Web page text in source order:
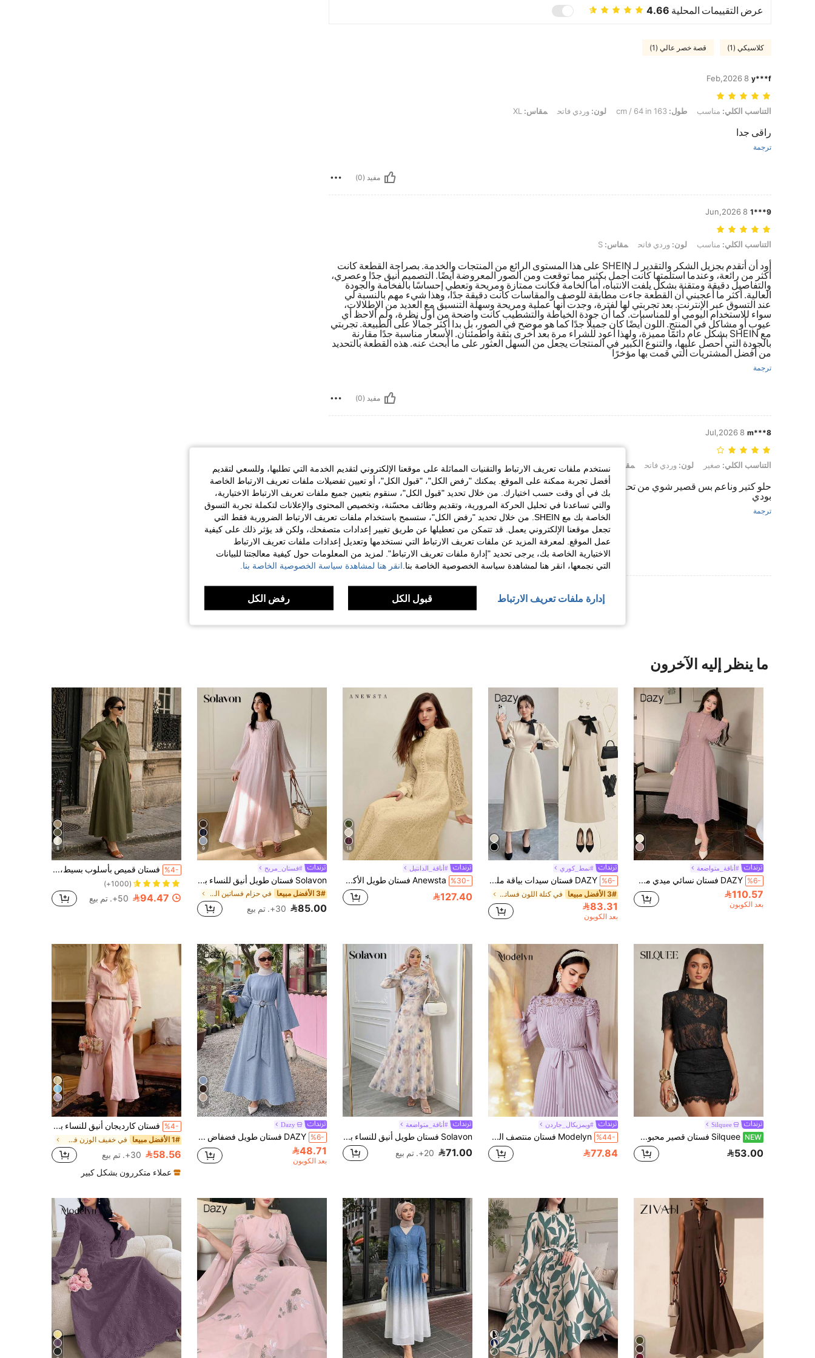
عرض التقييمات المحلية 4.66
كلاسيكي (1) قصة خصر عالي (1)
y***f
8 Feb,2026
التناسب الكلي: مناسب, طول: 163 cm / 64 in, لون: وردي فاتح, مقاس: XL
التناسب الكلي: مناسب طول: لون: وردي فاتح مقاس:
راقى جدا
ترجمة
مفيد (0)
9***1
8 Jun,2026
التناسب الكلي: مناسب, لون: وردي فاتح, مقاس: S
التناسب الكلي: مناسب لون: وردي فاتح مقاس:
أود أن أتقدم بجزيل الشكر والتقدير لـ SHEIN على هذا المستوى الرائع من المنتجات والخدمة. بصراحة القطعة كانت
أكثر من رائعة، وعندما استلمتها كانت أجمل بكثير مما توقعت ومن الصور المعروضة أيضًا. التصميم أنيق جدًا وعصري،
والتفاصيل دقيقة ومتقنة بشكل يلفت الانتباه، أما الخامة فكانت ممتازة ومريحة وتعطي إحساسًا بالفخامة والجودة
العالية. أكثر ما أعجبني أن القطعة جاءت مطابقة للوصف والمقاسات كانت دقيقة جدًا، وهذا شيء مهم بالنسبة لي
عند التسوق عبر الإنترنت. بعد تجربتي لها لفترة، وجدت أنها عملية ومريحة وسهلة التنسيق مع العديد من الإطلالات،
سواء للاستخدام اليومي أو للمناسبات. كما أن جودة الخياطة والتشطيب كانت واضحة من أول نظرة، ولم ألاحظ أي
عيوب أو مشاكل في المنتج. اللون أيضًا كان جميلًا جدًا كما هو موضح في الصور، بل بدا أكثر جمالًا على الطبيعة. تجربتي
مع SHEIN بشكل عام دائمًا مميزة، ولهذا أعود للشراء مرة بعد أخرى بثقة واطمئنان. الأسعار مناسبة جدًا مقارنة
بالجودة التي أحصل عليها، والتنوع الكبير في المنتجات يجعل من السهل العثور على ما أبحث عنه. هذه القطعة بالتحديد
من أفضل المشتريات التي قمت بها مؤخرًا
ترجمة
مفيد (0)
m***8
8 Jul,2026
التناسب الكلي: صغير, لون: وردي فاتح, مقاس: M
التناسب الكلي: صغير لون: وردي فاتح مقاس: M
حلو كتير وناعم بس قصير شوي من تحت .. والاكمام دانتيل لازم اذا محجبه تلبس
بودي
ترجمة
مفيد (0)
ما ينظر إليه الآخرون
#أناقة_متواضعة
%6- DAZY فستان نسائي ميدي من الدانتيل ذو لون واحد، ملابس عيد الحب، ملابس الخريف، ملابس العودة إلى المدرسة، فستان بأكمام طويلة رمضان
110.57
بعد الكوبون
#نمط_كوري
%6- DAZY فستان سيدات بياقة ملونة، خصر مربوط بربطة، أكمام منتفخة، فستان طويل الأكمام للخريف
3# الأفضل مبيعا في كتلة اللون فساتين نسائية متوسطة الطول
83.31
بعد الكوبون
18
#أناقة_الدانتيل
%30- Anewsta فستان طويل الأكمام من الدانتيل بلون واحد، إطلالة نسائية
127.40
9
#فستان_مريح
Solavon فستان طويل أنيق للنساء بأكمام فانوس وطيات، طراز بسيط للخريف
3# الأفضل مبيعا في حزام فساتين النساء
85.00 30+. تم بيع
8
%4- فستان قميص بأسلوب بسيط، خصر ضيق، تصميم أحادي الصدر مع ياقة وخصر ضيق.كاجوال وأنيق، كاجوال وأنيق، الحياة اليومية، الخريف
(1000+)
94.47 50+. تم بيع
Silquee
NEW Silquee فستان قصير محبوك باللون الأسود السادة مناسب لجميع الفصول، بياقة دائرية عالية، فتحة رقبة على شكل قطرة ماء، حافة دانتيل، أكمام قصيرة، خصر مجعد، قصة ضيقة، أسلوب أنيق وجذاب وعصري للنساء، مناسب للمواعيد الرومانسية، عطلة الشاطئ، فستان كوكتيل الزفاف، موعد عيد الحب، عيد الميلاد، رأس السنة
53.00
#ويمزيكال_جاردن
%44- Modelyn فستان منتصف الطول أنيق للنساء بلون سادة مع تصميم من الدانتيل والكشكشة
77.84
#أناقة_متواضعة
Solavon فستان طويل أنيق للنساء بطبعة تاي داي وياقة دائرية وأكمام واسعة، بوهيمي أنيق، جمالي، مناسب للعطلات
71.00 20+. تم بيع
5
Dazy
%6- DAZY فستان طويل فضفاض بأكمام طويلة للنساء بأسلوب كاجوال للعطلات في الربيع والصيف
48.71
بعد الكوبون
7
%4- فستان كارديجان أنيق للنساء بياقة قميص وأكمام طويلة، مناسب للارتداء اليومي والشاطئ والعطلات والعودة إلى المدرسة وعيد الشكر والهالوين
1# الأفضل مبيعا في خفيف الوزن فساتين النساء
58.56 30+. تم بيع
عملاء متكررون بشكل كبير
نستخدم ملفات تعريف الارتباط والتقنيات المماثلة على موقعنا الإلكتروني لتقديم الخدمة التي تطلبها، وللسعي لتقديم
أفضل تجربة ممكنة على الموقع. يمكنك "رفض الكل"، "قبول الكل"، أو تعيين تفضيلات ملفات تعريف الارتباط الخاصة
بك في أي وقت حسب اختيارك. من خلال تحديد "قبول الكل"، سنقوم بتعيين جميع ملفات تعريف الارتباط الاختيارية،
والتي تساعدنا في تحليل الحركة المرورية، وتقديم وظائف محسّنة، وتخصيص المحتوى والإعلانات لتكملة تجربة التسوق
الخاصة بك مع SHEIN. من خلال تحديد "رفض الكل"، ستسمح باستخدام ملفات تعريف الارتباط الضرورية فقط التي
تجعل موقعنا الإلكتروني يعمل. قد تتمكن من تعطيلها عن طريق تغيير إعدادات متصفحك، ولكن قد يؤثر ذلك على كيفية
عمل الموقع. لمعرفة المزيد عن ملفات تعريف الارتباط التي نستخدمها وتعديل إعدادات ملفات تعريف الارتباط
الاختيارية الخاصة بك، يرجى تحديد "إدارة ملفات تعريف الارتباط". لمزيد من المعلومات حول كيفية معالجتنا للبيانات
التي نجمعها، انقر هنا لمشاهدة سياسة الخصوصية الخاصة بنا. انقر هنا لمشاهدة سياسة الخصوصية الخاصة بنا.
إدارة ملفات تعريف الارتباط قبول الكل رفض الكل